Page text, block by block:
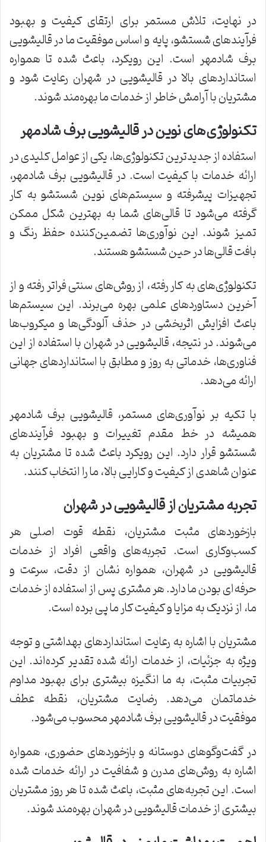
در نهایت، تلاش مستمر برای ارتقای کیفیت و بهبود
فرآیندهای شستشو، پایه و اساس موفقیت ما در قالیشویی
برف شادمهر است. این رویکرد، باعث شده تا همواره
استانداردهای بالا در قالیشویی در شهران رعایت شود و
مشتریان با آرامش خاطر از خدمات ما بهره‌مند شوند.
تکنولوژی‌های نوین در قالیشویی برف شادمهر
استفاده از جدیدترین تکنولوژی‌ها، یکی از عوامل کلیدی در
ارائه خدمات با کیفیت است. در قالیشویی برف شادمهر،
تجهیزات پیشرفته و سیستم‌های نوین شستشو به کار
گرفته می‌شود تا قالی‌های شما به بهترین شکل ممکن
تمیز شوند. این نوآوری‌ها تضمین‌کننده حفظ رنگ و
بافت قالی‌ها در حین شستشو هستند.
تکنولوژی‌های به کار رفته، از روش‌های سنتی فراتر رفته و از
آخرین دستاوردهای علمی بهره می‌برند. این سیستم‌ها
باعث افزایش اثربخشی در حذف آلودگی‌ها و میکروب‌ها
می‌شوند. در نتیجه، قالیشویی در شهران با استفاده از این
فناوری‌ها، خدماتی به روز و مطابق با استانداردهای جهانی
ارائه می‌دهد.
با تکیه بر نوآوری‌های مستمر، قالیشویی برف شادمهر
همیشه در خط مقدم تغییرات و بهبود فرآیندهای
شستشو قرار دارد. این رویکرد باعث شده تا مشتریان به
عنوان شاهدی از کیفیت و کارایی بالا، ما را انتخاب کنند.
تجربه مشتریان از قالیشویی در شهران
بازخوردهای مثبت مشتریان، نقطه قوت اصلی هر
کسب‌وکاری است. تجربه‌های واقعی افراد از خدمات
قالیشویی در شهران، همواره نشان از دقت، سرعت و
حرفه‌ای بودن ما دارد. هر مشتری پس از استفاده از خدمات
ما، از نزدیک به مزایا و کیفیت کار ما پی برده است.
مشتریان با اشاره به رعایت استانداردهای بهداشتی و توجه
ویژه به جزئیات، از خدمات ارائه شده تقدیر کرده‌اند. این
تجربیات مثبت، به ما انگیزه بیشتری برای بهبود مداوم
خدماتمان می‌دهد. رضایت مشتریان، نقطه عطف
موفقیت در قالیشویی برف شادمهر محسوب می‌شود.
در گفت‌وگوهای دوستانه و بازخوردهای حضوری، همواره
اشاره به روش‌های مدرن و شفافیت در ارائه خدمات شده
است. این تجربه‌های مثبت، باعث شده تا هر روز مشتریان
بیشتری از خدمات قالیشویی در شهران بهره‌مند شوند.